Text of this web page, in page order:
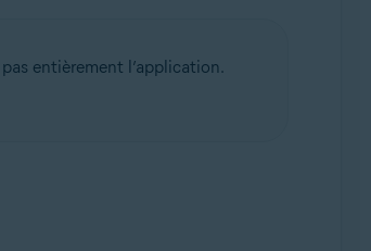
entièrement l’application.